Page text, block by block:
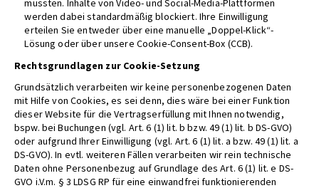
müssten. Inhalte von Video- und Social-Media-Plattformen
werden dabei standardmäßig blockiert. Ihre Einwilligung
erteilen Sie entweder über eine manuelle „Doppel-Klick“-
Lösung oder über unsere Cookie-Consent-Box (CCB).
Rechtsgrundlagen zur Cookie-Setzung
Grundsätzlich verarbeiten wir keine personenbezogenen Daten
mit Hilfe von Cookies, es sei denn, dies wäre bei einer Funktion
dieser Website für die Vertragserfüllung mit Ihnen notwendig,
bspw. bei Buchungen (vgl. Art. 6 (1) lit. b bzw. 49 (1) lit. b DS-GVO)
oder aufgrund Ihrer Einwilligung (vgl. Art. 6 (1) lit. a bzw. 49 (1) lit. a
DS-GVO). In evtl. weiteren Fällen verarbeiten wir rein technische
Daten ohne Personenbezug auf Grundlage des Art. 6 (1) lit. e DS-
GVO i.V.m. § 3 LDSG RP für eine einwandfrei funktionierenden